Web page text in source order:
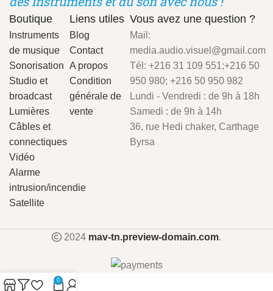
Boutique
Instruments
de musique
Sonorisation
Studio et
broadcast
Lumières
Câbles et
connectiques
Vidéo
Alarme
intrusion/incendie
Satellite
Liens utiles
Blog
Contact
A propos
Condition
générale de
vente
Vous avez une question ?
Mail:
media.audio.visuel@gmail.com
Tél: +216 31 109 551;+216 50
950 980; +216 50 950 982
Lundi - Vendredi : de 9h à 18h
Samedi : de 9h à 14h
36, rue Hedi chaker, Carthage
Byrsa
2024 mav-tn.preview-domain.com.
0